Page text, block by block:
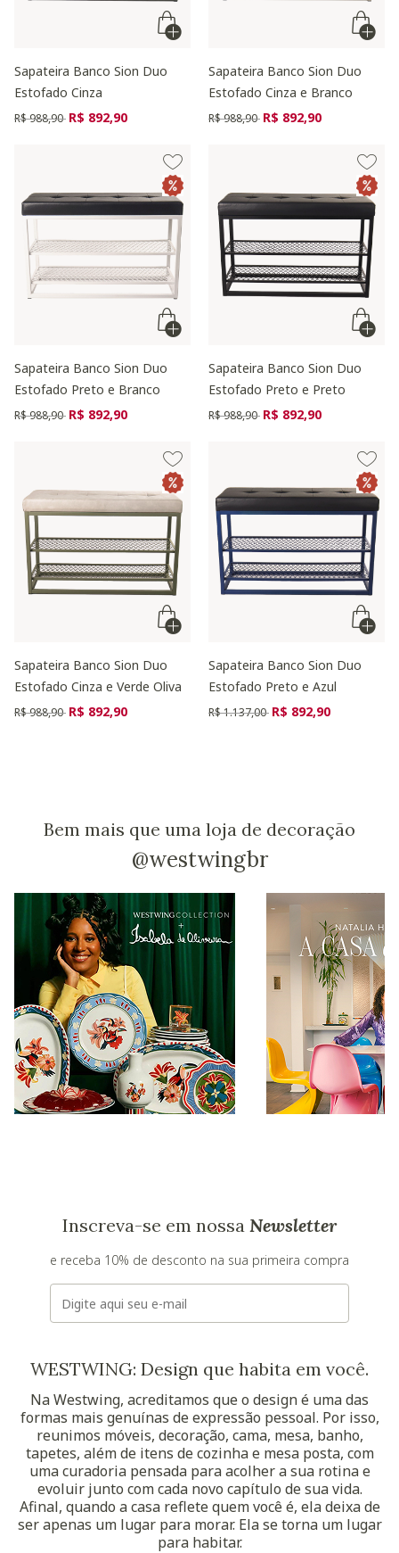
Sapateira Banco Sion Duo
Estofado Cinza
Preço reduzido de
R$ 988,90 para
R$ 892,90
Sapateira Banco Sion Duo
Estofado Cinza e Branco
Preço reduzido de
R$ 988,90 para
R$ 892,90
Sapateira Banco Sion Duo
Estofado Preto e Branco
Preço reduzido de
R$ 988,90 para
R$ 892,90
Sapateira Banco Sion Duo
Estofado Preto e Preto
Preço reduzido de
R$ 988,90 para
R$ 892,90
Sapateira Banco Sion Duo
Estofado Cinza e Verde Oliva
Preço reduzido de
R$ 988,90 para
R$ 892,90
Sapateira Banco Sion Duo
Estofado Preto e Azul
Preço reduzido de
R$ 1.137,00 para
R$ 892,90
Bem mais que uma loja de decoração
@westwingbr
Inscreva-se em nossa Newsletter
e receba 10% de desconto na sua primeira compra
E-mail
WESTWING: Design que habita em você.
Na Westwing, acreditamos que o design é uma das
formas mais genuínas de expressão pessoal. Por isso,
reunimos móveis, decoração, cama, mesa, banho,
tapetes, além de itens de cozinha e mesa posta, com
uma curadoria pensada para acolher a sua rotina e
evoluir junto com cada novo capítulo de sua vida.
Afinal, quando a casa reflete quem você é, ela deixa de
ser apenas um lugar para morar. Ela se torna um lugar
para habitar.